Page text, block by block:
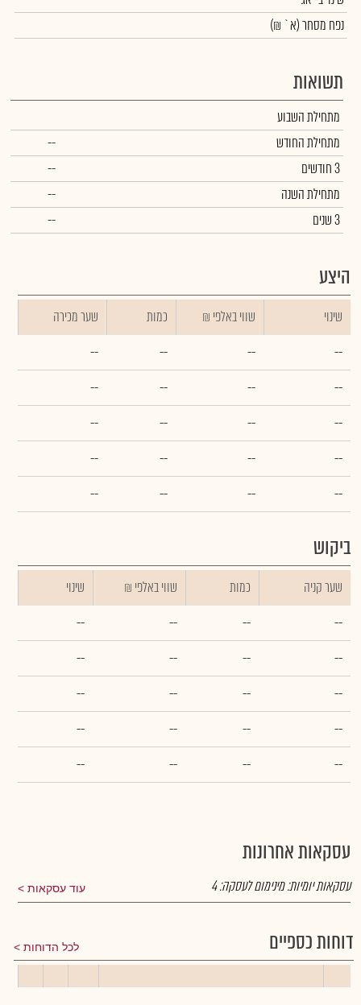
נפח מסחר(א` ₪)
תשואות
מתחילת השבוע
מתחילת החודש
--
3 חודשים
--
מתחילת השנה
--
3 שנים
--
היצע
שינוי ₪ שווי באלפי כמות
שער מכירה
--
--
--
--
--
--
--
--
--
--
--
--
--
--
--
--
--
--
--
--
ביקוש
שער קניה כמות ₪ שווי באלפי
שינוי
--
--
--
--
--
--
--
--
--
--
--
--
--
--
--
--
--
--
--
--
עסקאות אחרונות
עוד עסקאות עסקאות יומיות:מינימום לעסקה:4
דוחות כספיים לכל הדוחות